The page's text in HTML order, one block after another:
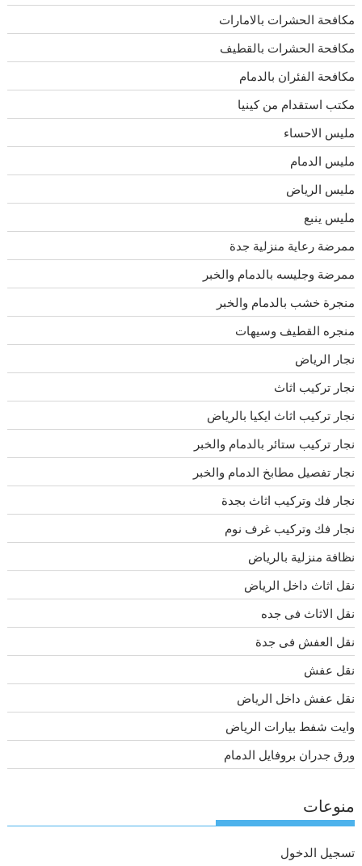
مكافحة الحشرات بالامارات
مكافحة الحشرات بالقطيف
مكافحة الفئران بالدمام
مكتب استقدام من كينيا
مليس الاحساء
مليس الدمام
مليس الرياض
مليس ينبع
ممرضة رعاية منزلية جدة
ممرضة وجليسه بالدمام والخبر
منجرة خشب بالدمام والخبر
منجره القطيف وسيهات
نجار الرياض
نجار تركيب اثاث
نجار تركيب اثاث ايكيا بالرياض
نجار تركيب ستائر بالدمام والخبر
نجار تفصيل مطابخ الدمام والخبر
نجار فك وتركيب اثاث بجدة
نجار فك وتركيب غرف نوم
نظافة منزلية بالرياض
نقل اثاث داخل الرياض
نقل الاثاث فى جده
نقل العفش فى جدة
نقل عفش
نقل عفش داخل الرياض
وايت شفط بيارات الرياض
ورق جدران بروفايل الدمام
منوعات
تسجيل الدخول